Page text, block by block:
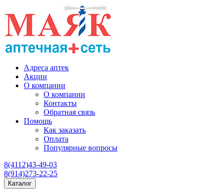
Адреса аптек
Акции
О компании
О компании
Контакты
Обратная связь
Помощь
Как заказать
Оплата
Популярные вопросы
8(4112)43-49-03
8(914)273-22-25
Каталог